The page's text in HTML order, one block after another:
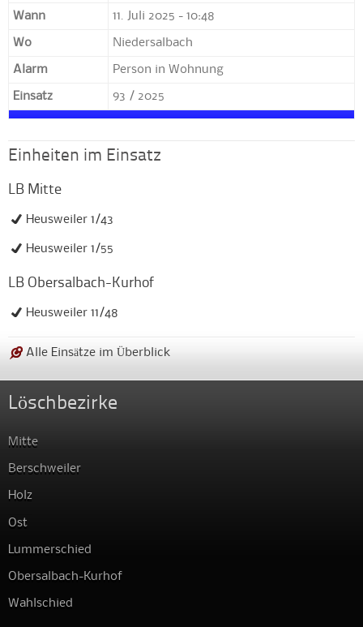
Wann 11. Juli 2025 - 10:48
Wo Niedersalbach
Alarm Person in Wohnung
Einsatz 93 / 2025
Einheiten im Einsatz
LB Mitte
Heusweiler 1/43
Heusweiler 1/55
LB Obersalbach-Kurhof
Heusweiler 11/48
Alle Einsätze im Überblick
Löschbezirke
Mitte
Berschweiler
Holz
Ost
Lummerschied
Obersalbach-Kurhof
Wahlschied